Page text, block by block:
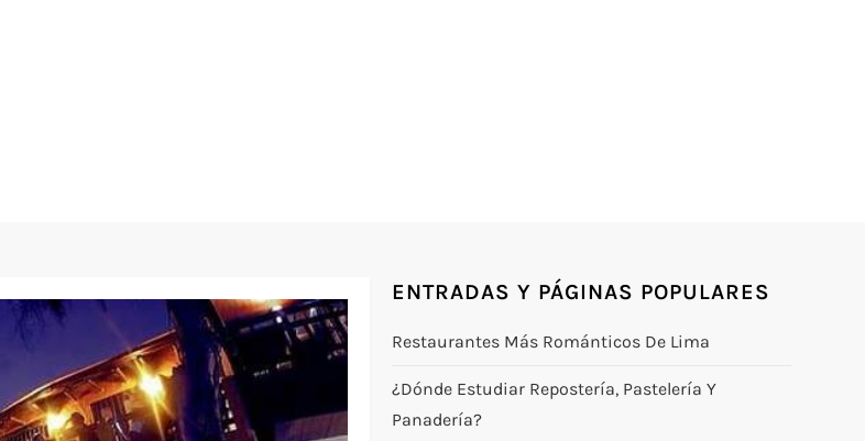
ENTRADAS Y PÁGINAS POPULARES
Restaurantes Más Románticos De Lima
¿Dónde Estudiar Repostería, Pastelería Y
Panadería?